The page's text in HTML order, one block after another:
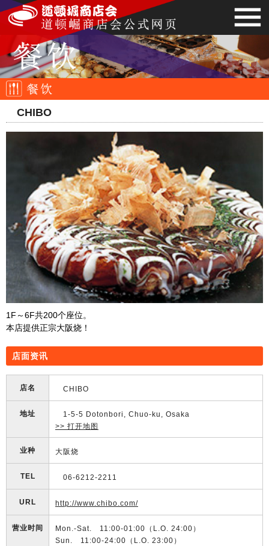
CHIBO
1F～6F共200个座位。
本店提供正宗大阪烧！
店面资讯
店名 CHIBO
地址
1-5-5 Dotonbori, Chuo-ku, Osaka
>> 打开地图
业种 大阪烧
TEL 06-6212-2211
URL http://www.chibo.com/
营业时间
Mon.-Sat. 11:00-01:00（L.O. 24:00）
Sun. 11:00-24:00（L.O. 23:00）